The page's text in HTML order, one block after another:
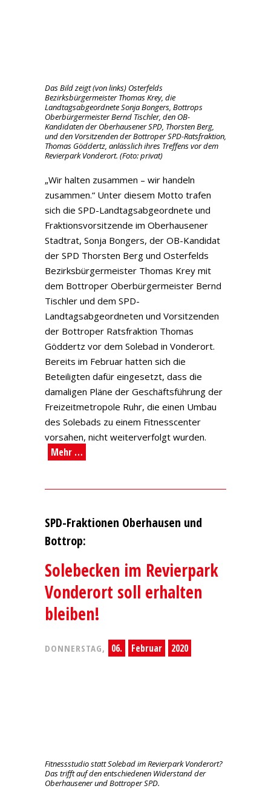
Das Bild zeigt (von links) Osterfelds
Bezirksbürgermeister Thomas Krey, die
Landtagsabgeordnete Sonja Bongers, Bottrops
Oberbürgermeister Bernd Tischler, den OB-
Kandidaten der Oberhausener SPD, Thorsten Berg,
und den Vorsitzenden der Bottroper SPD-Ratsfraktion,
Thomas Göddertz, anlässlich ihres Treffens vor dem
Revierpark Vonderort. (Foto: privat)
„Wir halten zusammen – wir handeln
zusammen.“ Unter diesem Motto trafen
sich die SPD-Landtagsabgeordnete und
Fraktionsvorsitzende im Oberhausener
Stadtrat, Sonja Bongers, der OB-Kandidat
der SPD Thorsten Berg und Osterfelds
Bezirksbürgermeister Thomas Krey mit
dem Bottroper Oberbürgermeister Bernd
Tischler und dem SPD-
Landtagsabgeordneten und Vorsitzenden
der Bottroper Ratsfraktion Thomas
Göddertz vor dem Solebad in Vonderort.
Bereits im Februar hatten sich die
Beteiligten dafür eingesetzt, dass die
damaligen Pläne der Geschäftsführung der
Freizeitmetropole Ruhr, die einen Umbau
des Solebads zu einem Fitnesscenter
vorsahen, nicht weiterverfolgt wurden.
Mehr …
SPD-Fraktionen Oberhausen und
Bottrop:
Solebecken im Revierpark
Vonderort soll erhalten
bleiben!
DONNERSTAG, 06. Februar 2020
Fitnessstudio statt Solebad im Revierpark Vonderort?
Das trifft auf den entschiedenen Widerstand der
Oberhausener und Bottroper SPD.